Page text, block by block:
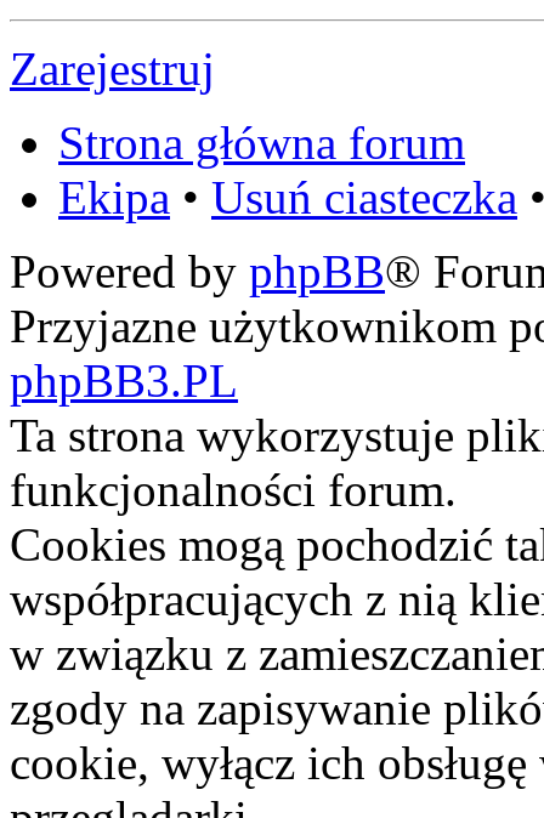
Zarejestruj
Strona główna forum
Ekipa • Usuń ciasteczka
Powered by phpBB®
Przyjazne użytkownikom
phpBB3.PL
Ta strona wykorzystuje
funkcjonalności forum.
Cookies mogą pochodzić
współpracujących z nią
w związku z
zgody na zapisywanie
cookie, wyłącz ich